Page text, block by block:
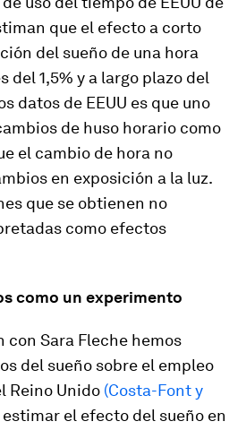
que el efecto a corto
del sueño de una hora
del 1,5% y a largo plazo del
datos de EEUU es que uno
de huso horario como
el cambio de hora no
en exposición a la luz.
que se obtienen no
como efectos
como un experimento
con Sara Fleche hemos
del sueño sobre el empleo
Reino Unido (Costa-Font y
estimar el efecto del sueño en